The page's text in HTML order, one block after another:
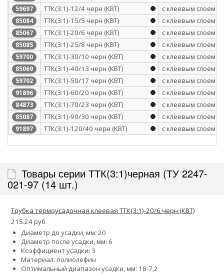
59697 ТТК(3:1)-12/4 черн (КВТ) с клеевым слоем
85084 ТТК(3:1)-15/5 черн (КВТ) с клеевым слоем
85067 ТТК(3:1)-20/6 черн (КВТ) с клеевым слоем
85085 ТТК(3:1)-25/8 черн (КВТ) с клеевым слоем
59700 ТТК(3:1)-30/10 черн (КВТ) с клеевым слоем
85069 ТТК(3:1)-40/13 черн (КВТ) с клеевым слоем
59702 ТТК(3:1)-50/17 черн (КВТ) с клеевым слоем
91896 ТТК(3:1)-60/20 черн (КВТ) с клеевым слоем
84873 ТТК(3:1)-70/23 черн (КВТ) с клеевым слоем
85087 ТТК(3:1)-90/30 черн (КВТ) с клеевым слоем
91897 ТТК(3:1)-120/40 черн (КВТ) с клеевым слоем
Товары серии ТТК(3:1)черная (ТУ 2247-
021-97 (14 шт.)
Трубка термоусадочная клеевая ТТК(3:1)-20/6 черн (КВТ)
215.24 руб.
Диаметр до усадки, мм: 20
Диаметр после усадки, мм: 6
Коэффициент усадки: 3
Материал: полиолефин
Оптимальный диапазон усадки, мм: 18-7,2